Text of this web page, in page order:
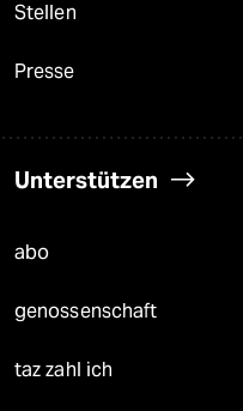
Stellen
Presse
Unterstützen
abo
genossenschaft
taz zahl ich